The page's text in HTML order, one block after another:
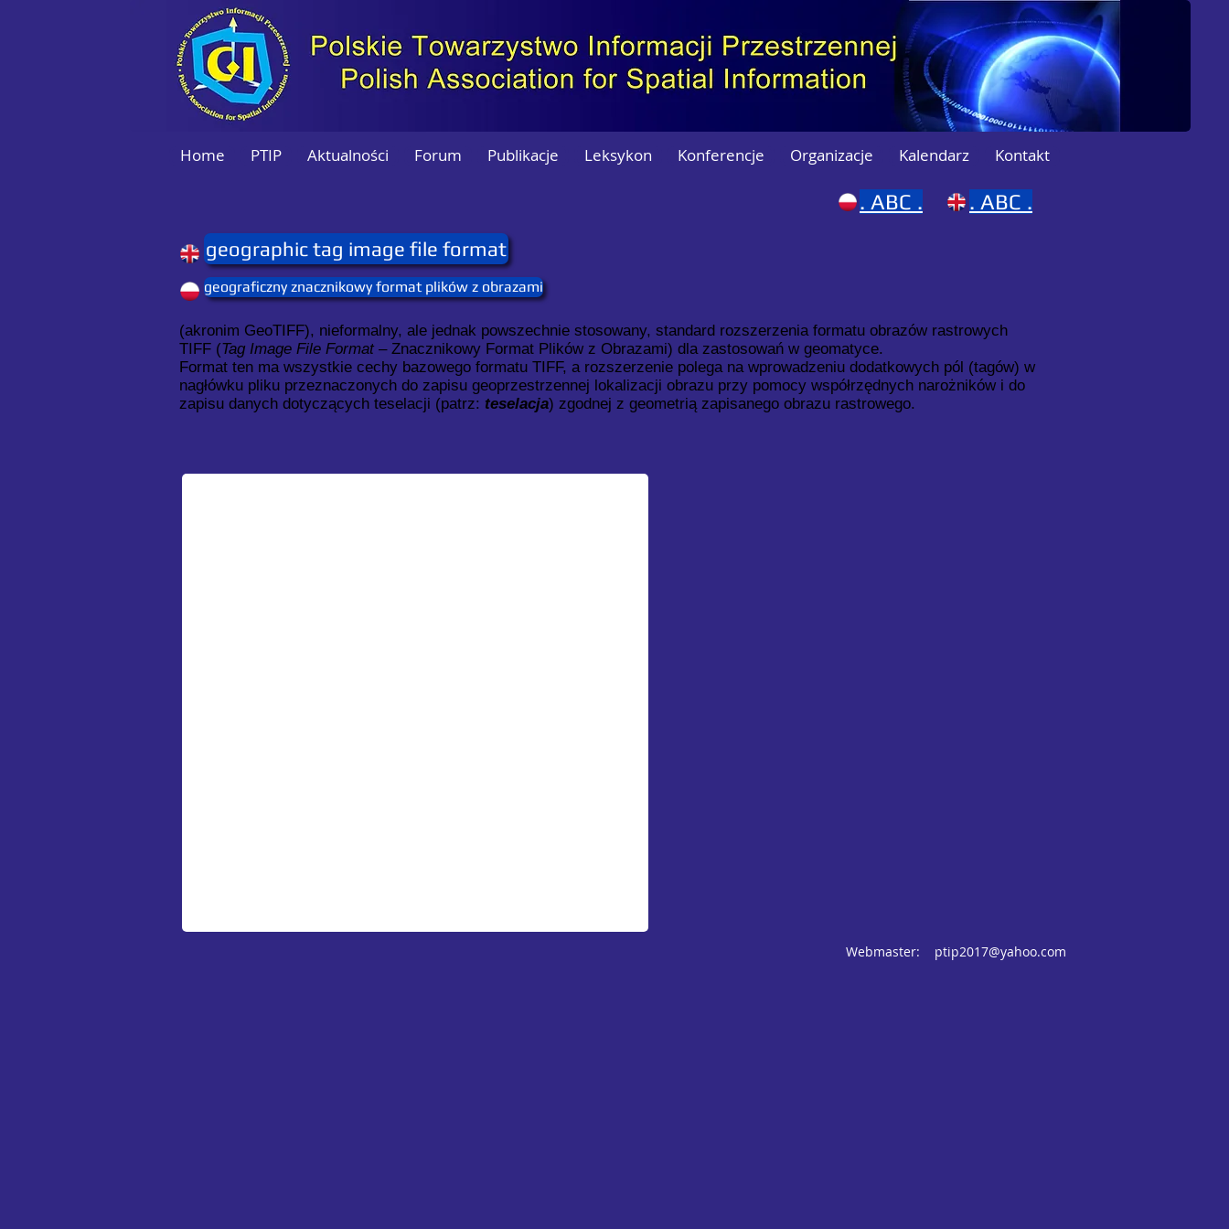
Home PTIP Aktualności Forum Publikacje Leksykon Konferencje Organizacje Kalendarz Kontakt
geographic tag image file format
. ABC . . ABC .
geograficzny znacznikowy format plików z obrazami
(akronim GeoTIFF), nieformalny, ale jednak powszechnie stosowany, standard rozszerzenia formatu obrazów rastrowych
TIFF (Tag Image File Format – Znacznikowy Format Plików z Obrazami) dla zastosowań w geomatyce.
Format ten ma wszystkie cechy bazowego formatu TIFF, a rozszerzenie polega na wprowadzeniu dodatkowych pól (tagów) w
nagłówku pliku przeznaczonych do zapisu geoprzestrzennej lokalizacji obrazu przy pomocy współrzędnych narożników i do
zapisu danych dotyczących teselacji (patrz: teselacja) zgodnej z geometrią zapisanego obrazu rastrowego.
Webmaster: ptip2017@yahoo.com